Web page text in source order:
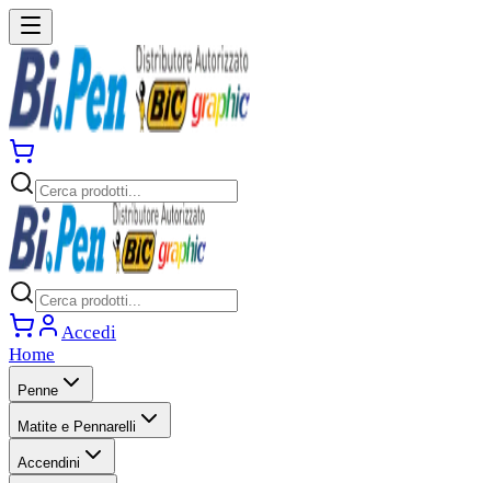
Accedi
Home
Penne
Matite e Pennarelli
Accendini